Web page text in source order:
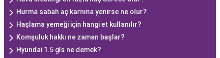
Hurma sabah aç karnına yenirse ne olur?
Haşlama yemeği için hangi et kullanılır?
Komşuluk hakkı ne zaman başlar?
Hyundai 1.5 gls ne demek?